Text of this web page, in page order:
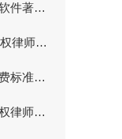
昆山懂知识产权的律师：软件著作权被盗版的高效索赔方案
2026年昆山著作权版权侵权律师推荐排行与选择指南
昆山起诉著作权侵权律师费标准与维权成本分析
昆山最好的著作权版权侵权律师是如何处理案件的